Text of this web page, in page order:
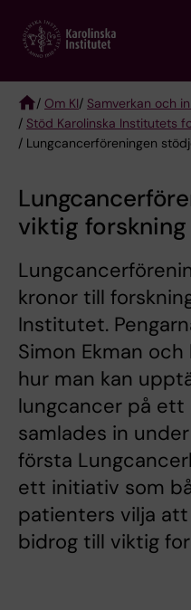
main
Breadcrumb
/ Om KI/ Samverkan och
/ Stöd Karolinska Institutets
/ Lungcancerföreningen
viktig forskning
kronor till
Institutet.
Simon Ekman
hur man kan
lungcancer på
samlades in
första
ett initiativ som
patienters vilja
bidrog till viktig